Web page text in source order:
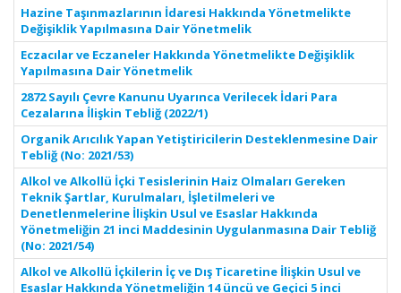
Hazine Taşınmazlarının İdaresi Hakkında Yönetmelikte
Değişiklik Yapılmasına Dair Yönetmelik
Eczacılar ve Eczaneler Hakkında Yönetmelikte Değişiklik
Yapılmasına Dair Yönetmelik
2872 Sayılı Çevre Kanunu Uyarınca Verilecek İdari Para
Cezalarına İlişkin Tebliğ (2022/1)
Organik Arıcılık Yapan Yetiştiricilerin Desteklenmesine Dair
Tebliğ (No: 2021/53)
Alkol ve Alkollü İçki Tesislerinin Haiz Olmaları Gereken
Teknik Şartlar, Kurulmaları, İşletilmeleri ve
Denetlenmelerine İlişkin Usul ve Esaslar Hakkında
Yönetmeliğin 21 inci Maddesinin Uygulanmasına Dair Tebliğ
(No: 2021/54)
Alkol ve Alkollü İçkilerin İç ve Dış Ticaretine İlişkin Usul ve
Esaslar Hakkında Yönetmeliğin 14 üncü ve Geçici 5 inci